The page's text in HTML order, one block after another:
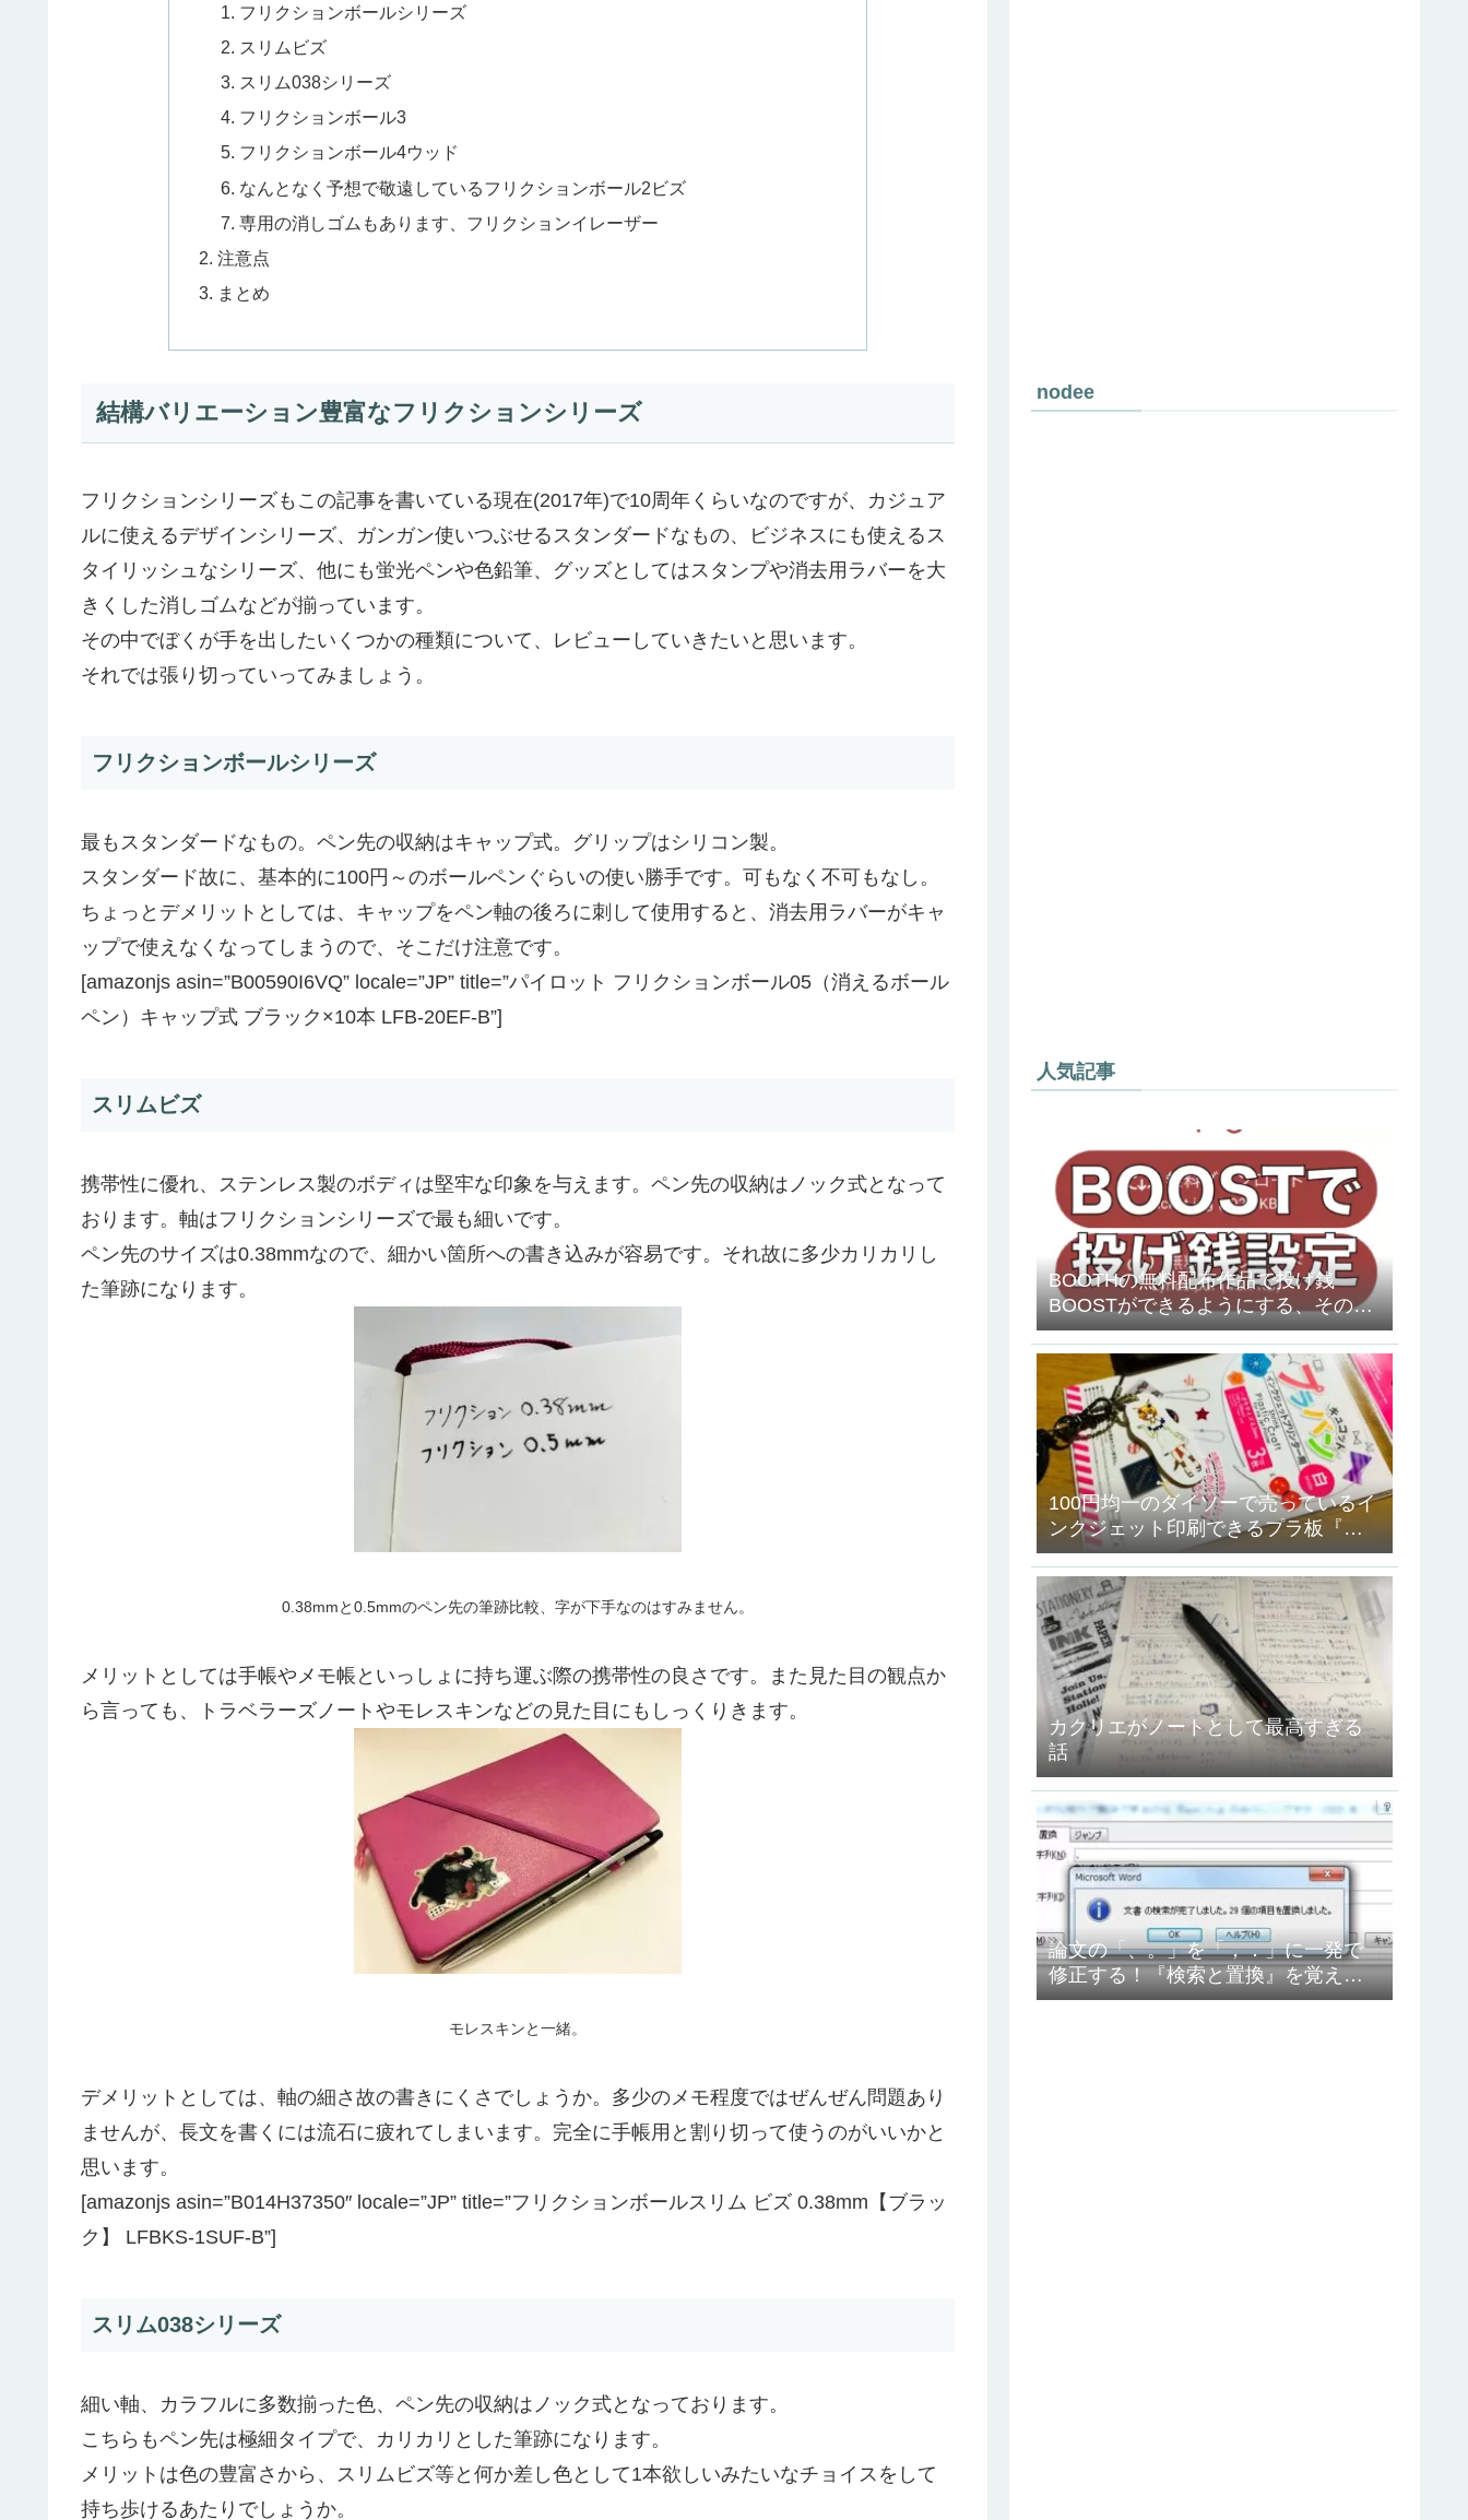
フリクションボールシリーズ
スリムビズ
スリム038シリーズ
フリクションボール3
フリクションボール4ウッド
なんとなく予想で敬遠しているフリクションボール2ビズ
専用の消しゴムもあります、フリクションイレーザー
注意点
まとめ
結構バリエーション豊富なフリクションシリーズ
フリクションシリーズもこの記事を書いている現在(2017年)で10周年くらいなのですが、カジュア
ルに使えるデザインシリーズ、ガンガン使いつぶせるスタンダードなもの、ビジネスにも使えるス
タイリッシュなシリーズ、他にも蛍光ペンや色鉛筆、グッズとしてはスタンプや消去用ラバーを大
きくした消しゴムなどが揃っています。
その中でぼくが手を出したいくつかの種類について、レビューしていきたいと思います。
それでは張り切っていってみましょう。
フリクションボールシリーズ
最もスタンダードなもの。ペン先の収納はキャップ式。グリップはシリコン製。
スタンダード故に、基本的に100円～のボールペンぐらいの使い勝手です。可もなく不可もなし。
ちょっとデメリットとしては、キャップをペン軸の後ろに刺して使用すると、消去用ラバーがキャ
ップで使えなくなってしまうので、そこだけ注意です。
[amazonjs asin=”B00590I6VQ” locale=”JP” title=”パイロット フリクションボール05（消えるボール
ペン）キャップ式 ブラック×10本 LFB-20EF-B”]
スリムビズ
携帯性に優れ、ステンレス製のボディは堅牢な印象を与えます。ペン先の収納はノック式となって
おります。軸はフリクションシリーズで最も細いです。
ペン先のサイズは0.38mmなので、細かい箇所への書き込みが容易です。それ故に多少カリカリし
た筆跡になります。
0.38mmと0.5mmのペン先の筆跡比較、字が下手なのはすみません。
メリットとしては手帳やメモ帳といっしょに持ち運ぶ際の携帯性の良さです。また見た目の観点か
ら言っても、トラベラーズノートやモレスキンなどの見た目にもしっくりきます。
モレスキンと一緒。
デメリットとしては、軸の細さ故の書きにくさでしょうか。多少のメモ程度ではぜんぜん問題あり
ませんが、長文を書くには流石に疲れてしまいます。完全に手帳用と割り切って使うのがいいかと
思います。
[amazonjs asin=”B014H37350″ locale=”JP” title=”フリクションボールスリム ビズ 0.38mm【ブラッ
ク】 LFBKS-1SUF-B”]
スリム038シリーズ
細い軸、カラフルに多数揃った色、ペン先の収納はノック式となっております。
こちらもペン先は極細タイプで、カリカリとした筆跡になります。
メリットは色の豊富さから、スリムビズ等と何か差し色として1本欲しいみたいなチョイスをして
持ち歩けるあたりでしょうか。
nodee
人気記事
BOOTHの無料配布作品で投げ銭
BOOSTができるようにする、その方
法
100円均一のダイソーで売っているイ
ンクジェット印刷できるプラ板『キ
ュコット』を使ってみたよ！
カクリエがノートとして最高すぎる
話
論文の「、。」を「，．」に一発で
修正する！『検索と置換』を覚えよ
う